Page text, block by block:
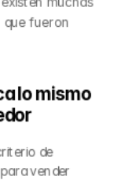
que fueron
lo mismo
de
vender